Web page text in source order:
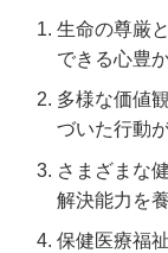
生命の尊厳
できる心豊
多様な価値
づいた行動
さまざまな
解決能力を養
保健医療福